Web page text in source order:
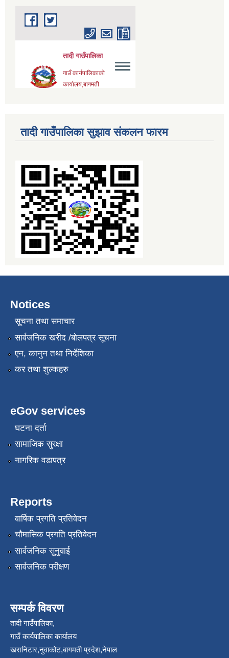
तादी गाउँपालिका सुझाव संकलन फारम
Notices
सूचना तथा समाचार
सार्वजनिक खरीद /बोलपत्र सूचना
एन, कानुन तथा निर्देशिका
कर तथा शुल्कहरु
eGov services
घटना दर्ता
सामाजिक सुरक्षा
नागरिक वडापत्र
Reports
वार्षिक प्रगति प्रतिवेदन
चौमासिक प्रगति प्रतिवेदन
सार्वजनिक सुनुवाई
सार्वजनिक परीक्षण
सम्पर्क विवरण
तादी गाउँपालिका,
गाउँ कार्यपालिका कार्यालय
खरानिटार,नुवाकोट,बागमती प्रदेश,नेपाल